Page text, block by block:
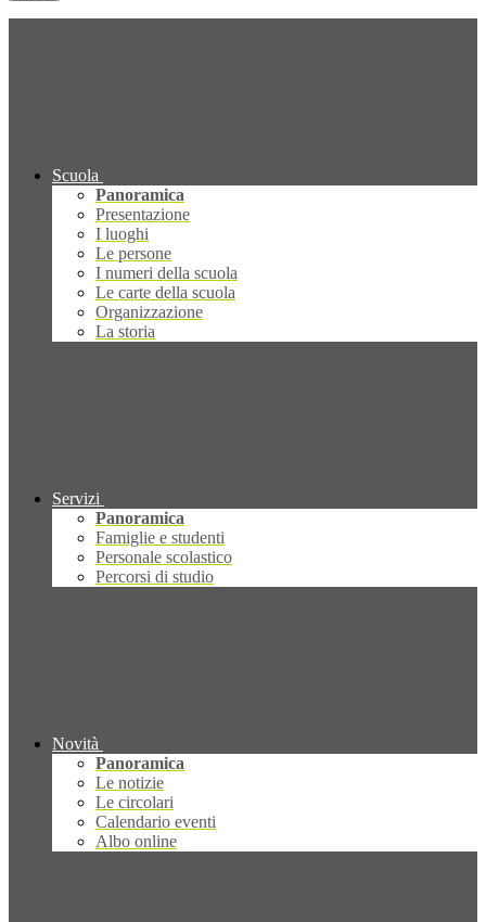
Scuola
Panoramica
Presentazione
I luoghi
Le persone
I numeri della scuola
Le carte della scuola
Organizzazione
La storia
Servizi
Panoramica
Famiglie e studenti
Personale scolastico
Percorsi di studio
Novità
Panoramica
Le notizie
Le circolari
Calendario eventi
Albo online